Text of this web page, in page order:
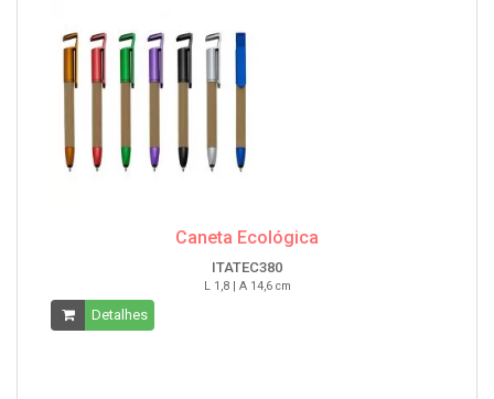
Caneta Ecológica
ITATEC380
L 1,8 | A 14,6 cm
Detalhes